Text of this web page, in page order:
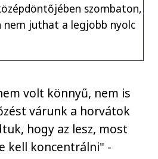
szombaton,
nem juthat a legjobb nyolc
volt könnyű, nem is
várunk a horvátok
hogy az lesz, most
kell koncentrálni" -